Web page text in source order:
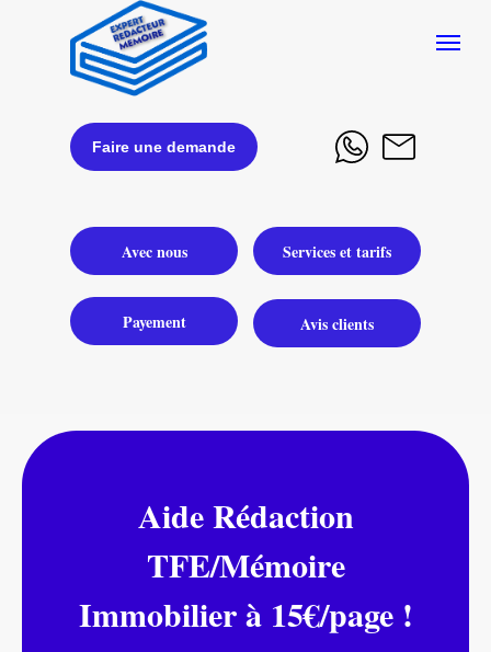
Avec nous Services et tarifs
Payement Avis clients
Faire une demande
Aide Rédaction
TFE/Mémoire
Immobilier à 15€/page !